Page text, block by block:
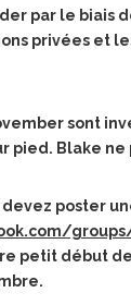
par le biais
privées et
sont
pied. Blake
poster
petit début